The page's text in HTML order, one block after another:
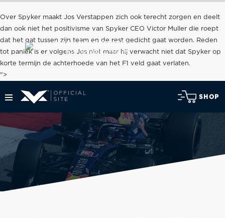
Over Spyker maakt Jos Verstappen zich ook terecht zorgen en deelt
dan ook niet het positivisme van Spyker CEO Victor Muller die roept
dat het gat tussen zijn team en de rest gedicht gaat worden. Reden
tot paniek is er volgens Jos niet maar hij verwacht niet dat Spyker op
korte termijn de achterhoede van het F1 veld gaat verlaten.
">
SHOP
SCROLL NAAR BENEDEN
voor het laatste nieuws